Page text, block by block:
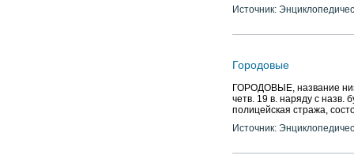
Источник:
Городовые
ГОРОДОВЫЕ, название
четв. 19 в. наряду с назв.
полицейская стража,
Источник: